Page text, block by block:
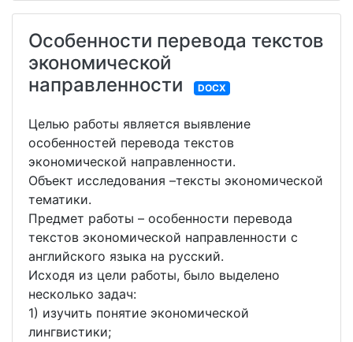
Особенности перевода текстов
экономической
направленности
DOCX
Целью работы является выявление
особенностей перевода текстов
экономической направленности.
Объект исследования –тексты экономической
тематики.
Предмет работы – особенности перевода
текстов экономической направленности с
английского языка на русский.
Исходя из цели работы, было выделено
несколько задач:
1) изучить понятие экономической
лингвистики;